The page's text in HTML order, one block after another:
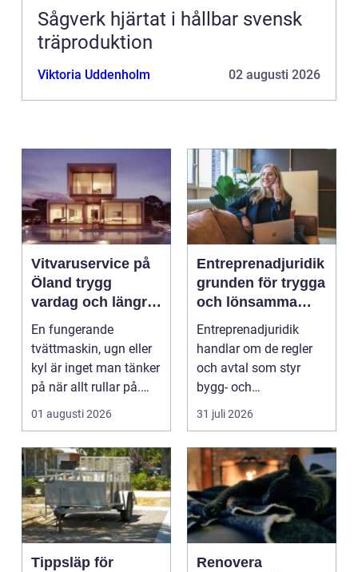
Sågverk hjärtat i hållbar svensk
träproduktion
Viktoria Uddenholm 02 augusti 2026
Vitvaruservice på
Öland trygg
vardag och längre
livslängd på dina
maskiner
En fungerande
tvättmaskin, ugn eller
kyl är inget man tänker
på när allt rullar på.
Men när något st...
01 augusti 2026
Entreprenadjuridik
grunden för trygga
och lönsamma
byggprojekt
Entreprenadjuridik
handlar om de regler
och avtal som styr
bygg- och
anläggningsprojekt.
När ansvar,...
31 juli 2026
Tippsläp för
Renovera